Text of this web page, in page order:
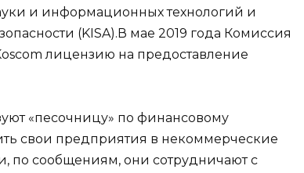
и информационных технологий и
(KISA).В мае 2019 года Комиссия
лицензию на предоставление
«песочницу» по финансовому
свои предприятия в некоммерческие
по сообщениям, они сотрудничают с